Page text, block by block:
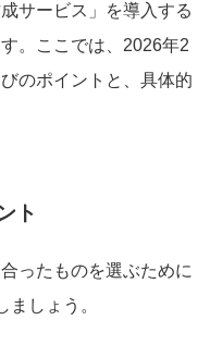
サービス」を導入する
。ここでは、2026年2
のポイントと、具体的
ト
ったものを選ぶために
しょう。